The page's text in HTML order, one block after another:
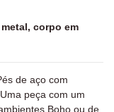
corpo em
de aço com
peça com um
Boho ou de